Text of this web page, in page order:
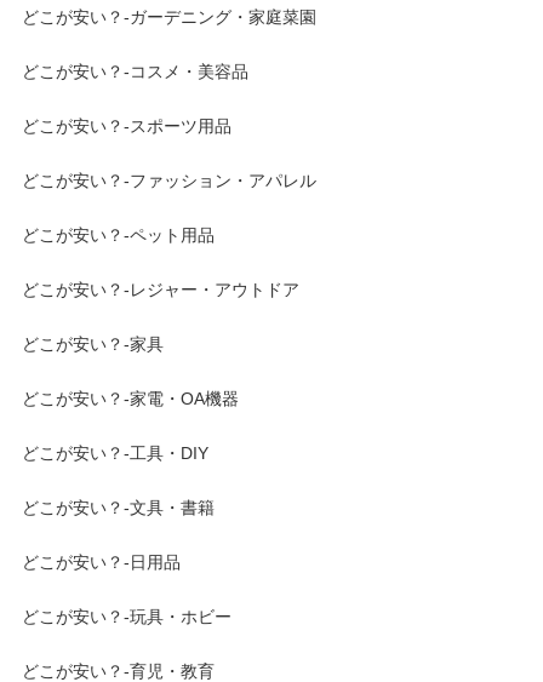
どこが安い？-ガーデニング・家庭菜園
どこが安い？-コスメ・美容品
どこが安い？-スポーツ用品
どこが安い？-ファッション・アパレル
どこが安い？-ペット用品
どこが安い？-レジャー・アウトドア
どこが安い？-家具
どこが安い？-家電・OA機器
どこが安い？-工具・DIY
どこが安い？-文具・書籍
どこが安い？-日用品
どこが安い？-玩具・ホビー
どこが安い？-育児・教育